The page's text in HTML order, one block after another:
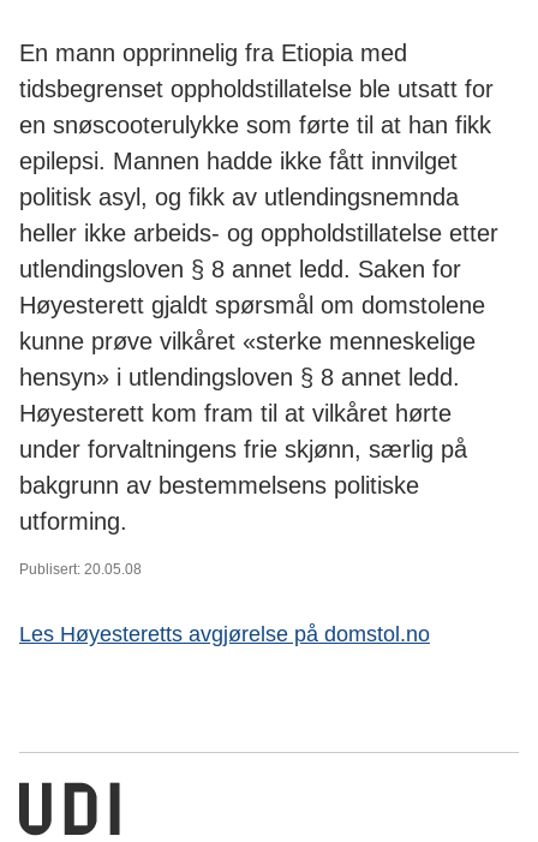
En mann opprinnelig fra Etiopia med
tidsbegrenset oppholdstillatelse ble utsatt for
en snøscooterulykke som førte til at han fikk
epilepsi. Mannen hadde ikke fått innvilget
politisk asyl, og fikk av utlendingsnemnda
heller ikke arbeids- og oppholdstillatelse etter
utlendingsloven § 8 annet ledd. Saken for
Høyesterett gjaldt spørsmål om domstolene
kunne prøve vilkåret «sterke menneskelige
hensyn» i utlendingsloven § 8 annet ledd.
Høyesterett kom fram til at vilkåret hørte
under forvaltningens frie skjønn, særlig på
bakgrunn av bestemmelsens politiske
utforming.
Publisert: 20.05.08
Les Høyesteretts avgjørelse på domstol.no
Utlendingsdirektoratet